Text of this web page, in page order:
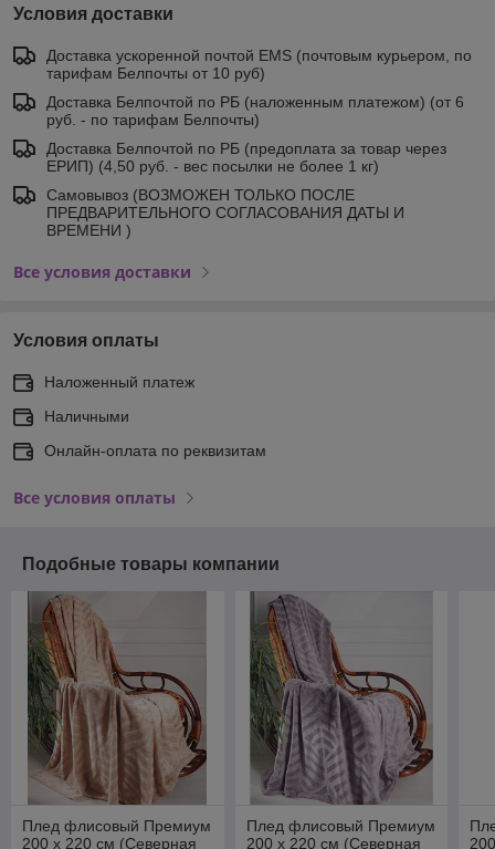
Условия доставки
Доставка ускоренной почтой EMS (почтовым курьером, по
тарифам Белпочты от 10 руб)
Доставка Белпочтой по РБ (наложенным платежом) (от 6
руб. - по тарифам Белпочты)
Доставка Белпочтой по РБ (предоплата за товар через
ЕРИП) (4,50 руб. - вес посылки не более 1 кг)
Самовывоз (ВОЗМОЖЕН ТОЛЬКО ПОСЛЕ
ПРЕДВАРИТЕЛЬНОГО СОГЛАСОВАНИЯ ДАТЫ И
ВРЕМЕНИ )
Все условия доставки
Условия оплаты
Наложенный платеж
Наличными
Онлайн-оплата по реквизитам
Все условия оплаты
Подобные товары компании
Плед флисовый Премиум
200 х 220 см (Северная
Плед флисовый Премиум
200 х 220 см (Северная